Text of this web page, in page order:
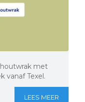
met
vanaf Texel.
LEES MEER